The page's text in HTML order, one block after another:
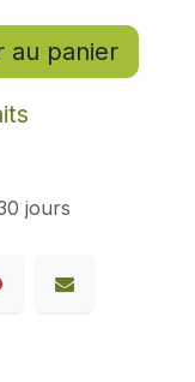
au panier
jours